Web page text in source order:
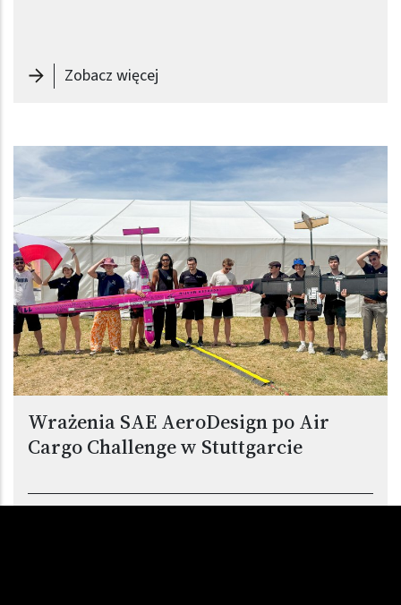
Zobacz więcej-
Obraz (old)
Wrażenia SAE AeroDesign po Air
Cargo Challenge w Stuttgarcie